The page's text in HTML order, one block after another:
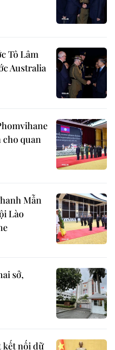
Tô Lâm
Australia
cho quan
Mẫn
Lào
sở,
kết nối dữ